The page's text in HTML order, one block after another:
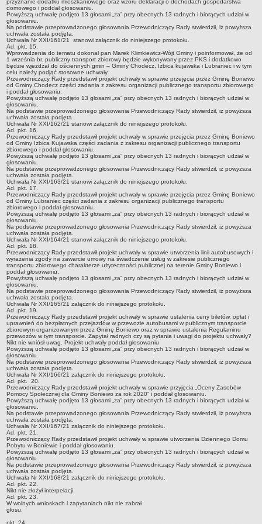
GMINNY KOMITET OCHRONY PAMIĘCI WALK I MĘCZEŃSTWA
Plany pracy
Sprawozdania
PROGRAMY
Startegia Rozwoju Gminy Boniewo 2025-2034
Program Ochrony Środowiska dla Gminy Boniewo na lata 2024-2028
z perspektywą do 2032 roku
Program Gospodarki Odpadami
Plan odnowy sołectwa Boniewo
Gminna komisja Profilaktyki i Rozwiązywania Problemów
alkoholowych
Strategia Rozwiązywania Problemów Społecznych
Strategia Rozwoju Turystycznego Gminy Boniewo
Program współpracy z organizacjami pozarządowymi
Program profilaktyki i rozwiązywania problemów alkoholowych
Lokalny program rozwoju Gminy Boniewo na lata 2012-2020
PROGRAM USUWANIA AZBESTU I WYROBÓW
ZAWIERAJĄCYCH AZBEST DLA GMINY BONIEWO NA LATA
2013-2032
regulaminu utrzymania czystości i porządku na terenie Gminy
Boniewo
Plan Gospodarki Niskoemisyjnej dla Gminy Boniewo
GMINNY PROGRAM PRZECIWDZIAŁANIA PRZEMOCY W
RODZINIE ORAZ OCHRONY OFIAR PRZEMOCY W RODZINIE
Wieloletni program gospodarowania mieszkaniowym zasobem
Gminy Boniewo
Regulamin dostarczania wody i odprowadzania ścieków na terenie
Gminy Boniewo
PROGRAM OSŁONOWY W ZAKRESIE DOŻYWIANIA POSIŁEK W
SZKOLE I W DOMU
Programu opieki nad zwierzętami bezdomnymi oraz zapobiegania
bezdomności zwierząt na terenie Gminy Boniewo
Gminny Program Opieki Nad Zabytkami Gminy Boniewo na lata
2023 - 2026
Program profilaktyki i wczesnego wykrywania osteoporozy wśród
mieszkańców Gminy Boniewo na lata 2023-2025”
Gminny Program Wspierania Rodziny dla Gminy Boniewo na lata
przyznanie dodatku mieszkaniowego oraz wzoru deklaracji o dochodach gospodarstwa
domowego i poddał głosowaniu.
Powyższą uchwałę podjęto 13 głosami „za” przy obecnych 13 radnych i biorących udział w
głosowaniu.
Na podstawie przeprowadzonego głosowania Przewodniczący Rady stwierdził, iż powyższa
uchwała została podjęta.
Uchwała Nr XXI/161/21 stanowi załącznik do niniejszego protokołu.
Ad. pkt. 15.
Wprowadzenia do tematu dokonał pan Marek Klimkiewicz-Wójt Gminy i poinformował, że od
1 września br. publiczny transport zbiorowy będzie wykonywany przez PKS i dodatkowo
będzie wjeżdżał do ościennych gmin – Gminy Chodecz, Izbica kujawska i Lubraniec i w tym
celu należy podjąć stosowne uchwały.
Przewodniczący Rady przedstawił projekt uchwały w sprawie przejęcia przez Gminę Boniewo
od Gminy Chodecz części zadania z zakresu organizacji publicznego transportu zbiorowego
i poddał głosowaniu.
Powyższą uchwałę podjęto 13 głosami „za” przy obecnych 13 radnych i biorących udział w
głosowaniu.
Na podstawie przeprowadzonego głosowania Przewodniczący Rady stwierdził, iż powyższa
uchwała została podjęta.
Uchwała Nr XXI/162/21 stanowi załącznik do niniejszego protokołu.
Ad. pkt. 16.
Przewodniczący Rady przedstawił projekt uchwały w sprawie przejęcia przez Gminę Boniewo
od Gminy Izbica Kujawska części zadania z zakresu organizacji publicznego transportu
zbiorowego i poddał głosowaniu.
Powyższą uchwałę podjęto 13 głosami „za” przy obecnych 13 radnych i biorących udział w
głosowaniu.
Na podstawie przeprowadzonego głosowania Przewodniczący Rady stwierdził, iż powyższa
uchwała została podjęta.
Uchwała Nr XXI/163/21 stanowi załącznik do niniejszego protokołu.
Ad. pkt. 17.
Przewodniczący Rady przedstawił projekt uchwały w sprawie przejęcia przez Gminę Boniewo
od Gminy Lubraniec części zadania z zakresu organizacji publicznego transportu
zbiorowego i poddał głosowaniu.
Powyższą uchwałę podjęto 13 głosami „za” przy obecnych 13 radnych i biorących udział w
głosowaniu.
Na podstawie przeprowadzonego głosowania Przewodniczący Rady stwierdził, iż powyższa
uchwała została podjęta.
Uchwała Nr XXI/164/21 stanowi załącznik do niniejszego protokołu.
Ad. pkt. 18.
Przewodniczący Rady przedstawił projekt uchwały w sprawie utworzenia linii autobusowych i
wyrażenia zgody na zawarcie umowy na świadczenie usług w zakresie publicznego
transportu zbiorowego charakterze użyteczności publicznej na terenie Gminy Boniewo i
poddał głosowaniu.
Powyższą uchwałę podjęto 13 głosami „za” przy obecnych 13 radnych i biorących udział w
głosowaniu.
Na podstawie przeprowadzonego głosowania Przewodniczący Rady stwierdził, iż powyższa
uchwała została podjęta.
Uchwała Nr XXI/165/21 załącznik do niniejszego protokołu.
Ad. pkt. 19.
Przewodniczący Rady przedstawił projekt uchwały w sprawie ustalenia ceny biletów, opłat i
uprawnień do bezpłatnych przejazdów w przewozie autobusami w publicznym transporcie
zbiorowym organizowanym przez Gminę Boniewo oraz w sprawie ustalenia Regulaminu
przewozów w tym transporcie. Zapytał radnych czy są pytania i uwagi do projektu uchwały?
Nikt nie wniósł uwag. Projekt uchwały poddał głosowaniu
Powyższą uchwałę podjęto 13 głosami „za” przy obecnych 13 radnych i biorących udział w
głosowaniu.
Na podstawie przeprowadzonego głosowania Przewodniczący Rady stwierdził, iż powyższa
uchwała została podjęta.
Uchwała Nr XXI/166/21 załącznik do niniejszego protokołu.
Ad. pkt. 20.
Przewodniczący Rady przedstawił projekt uchwały w sprawie przyjęcia „Oceny Zasobów
Pomocy Społecznej dla Gminy Boniewo za rok 2020” i poddał głosowaniu.
Powyższą uchwałę podjęto 13 głosami „za” przy obecnych 13 radnych i biorących udział w
głosowaniu.
Na podstawie przeprowadzonego głosowania Przewodniczący Rady stwierdził, iż powyższa
uchwała została podjęta.
Uchwała Nr XXI/167/21 załącznik do niniejszego protokołu.
Ad. pkt. 21.
Przewodniczący Rady przedstawił projekt uchwały w sprawie utworzenia Dziennego Domu
Pobytu w Boniewie i poddał głosowaniu.
Powyższą uchwałę podjęto 13 głosami „za” przy obecnych 13 radnych i biorących udział w
głosowaniu.
Na podstawie przeprowadzonego głosowania Przewodniczący Rady stwierdził, iż powyższa
uchwała została podjęta.
Uchwała Nr XXI/168/21 załącznik do niniejszego protokołu.
Ad. pkt. 22.
Nikt nie złożył interpelacji.
Ad. pkt. 23.
W wolnych wnioskach i zapytaniach nikt nie zabrał
głosu.
pkt. 24.